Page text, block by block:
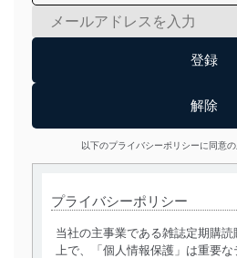
以下のプライバシーポリシーに同意の
プライバシーポリシー
当社の主事業である雑誌定期購読
上で、「個人情報保護」は重要な